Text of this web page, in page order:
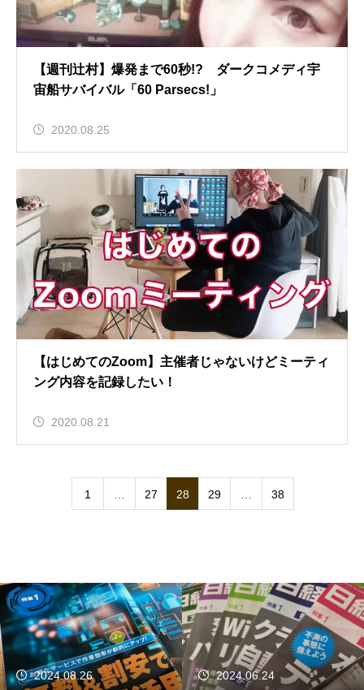
【週刊辻村】爆発まで60秒!? ダークコメディ宇
宙船サバイバル「60 Parsecs!」
2020.08.25
【はじめてのZoom】主催者じゃないけどミーティ
ング内容を記録したい！
2020.08.21
1 27 28 29 38
2024.06.24 2024.06.12